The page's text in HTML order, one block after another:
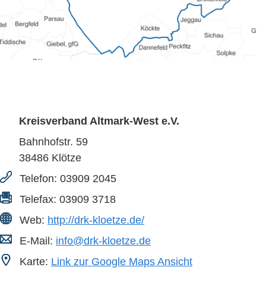
Kreisverband Altmark-West e.V.
Bahnhofstr. 59
38486 Klötze
Telefon: 03909 2045
Telefax: 03909 3718
Web: http://drk-kloetze.de/
E-Mail: info@drk-kloetze.de
Karte: Link zur Google Maps Ansicht